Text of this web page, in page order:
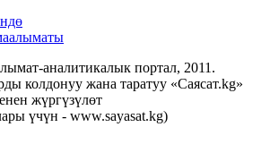
аналитикалык портал, 2011.
колдонуу жана таратуу «Саясат.kg»
жүргүзүлөт
үчүн - www.sayasat.kg)